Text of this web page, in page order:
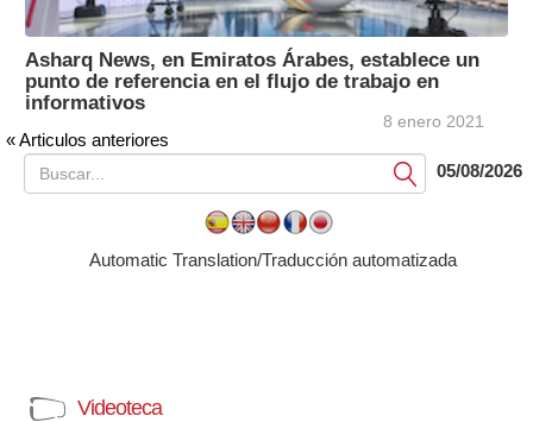
Asharq News, en Emiratos Árabes, establece un
punto de referencia en el flujo de trabajo en
informativos
8 enero 2021
« Articulos anteriores
Submit05/08/2026
Automatic Translation/Traducción automatizada
Videoteca